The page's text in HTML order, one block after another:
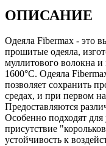
ОПИСАНИЕ
Одеяла Fibermax - это
прошитые одеяла,
муллитового волокна
1600°C. Одеяла
позволяет сохранить
средах, и при первом
Предоставляются
Особенно подходят для
присутствие
устойчивость к